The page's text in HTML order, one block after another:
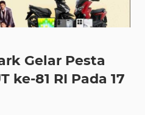
Gelar Pesta
ke-81 RI Pada 17